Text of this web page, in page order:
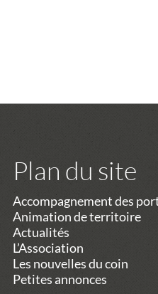
Plan du site
Accompagnement des
Animation de territoire
Actualités
L’Association
Les nouvelles du coin
Petites annonces